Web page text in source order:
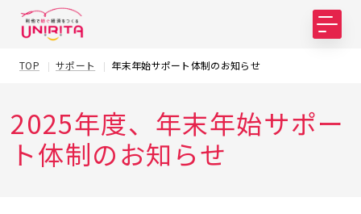
TOP サポート 年末年始サポート体制のお知らせ
2025年度、年末年始サポー
ト体制のお知らせ